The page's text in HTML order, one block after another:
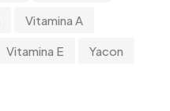
Vitamina A
Vitamina E Yacon